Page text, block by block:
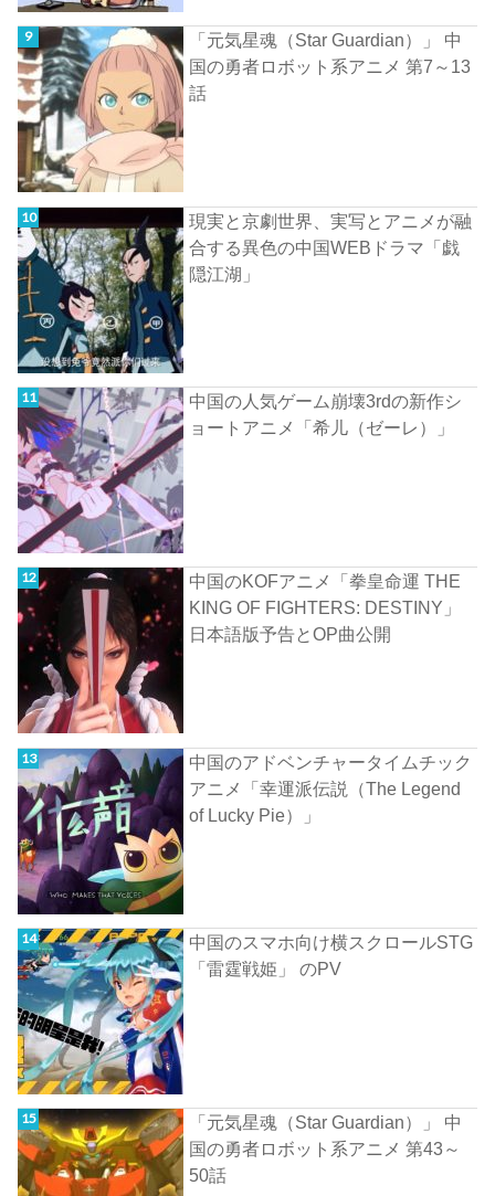
「元気星魂（Star Guardian）」 中
国の勇者ロボット系アニメ 第7～13
話
現実と京劇世界、実写とアニメが融
合する異色の中国WEBドラマ「戯
隠江湖」
中国の人気ゲーム崩壊3rdの新作シ
ョートアニメ「希儿（ゼーレ）」
中国のKOFアニメ「拳皇命運 THE
KING OF FIGHTERS: DESTINY」
日本語版予告とOP曲公開
中国のアドベンチャータイムチック
アニメ「幸運派伝説（The Legend
of Lucky Pie）」
中国のスマホ向け横スクロールSTG
「雷霆戦姫」 のPV
「元気星魂（Star Guardian）」 中
国の勇者ロボット系アニメ 第43～
50話